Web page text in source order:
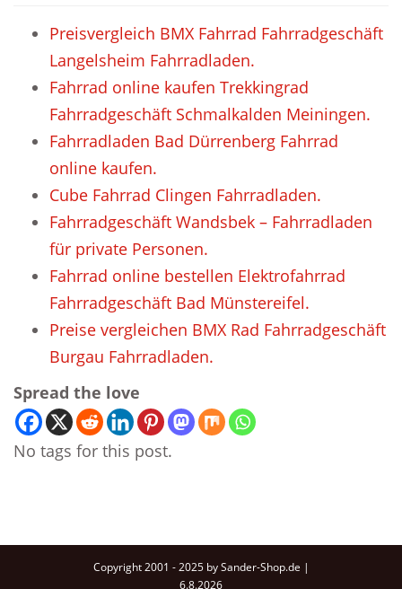
Preisvergleich BMX Fahrrad Fahrradgeschäft
Langelsheim Fahrradladen.
Fahrrad online kaufen Trekkingrad
Fahrradgeschäft Schmalkalden Meiningen.
Fahrradladen Bad Dürrenberg Fahrrad
online kaufen.
Cube Fahrrad Clingen Fahrradladen.
Fahrradgeschäft Wandsbek – Fahrradladen
für private Personen.
Fahrrad online bestellen Elektrofahrrad
Fahrradgeschäft Bad Münstereifel.
Preise vergleichen BMX Rad Fahrradgeschäft
Burgau Fahrradladen.
Spread the love
No tags for this post.
Copyright 2001 - 2025 by Sander-Shop.de |
6.8.2026